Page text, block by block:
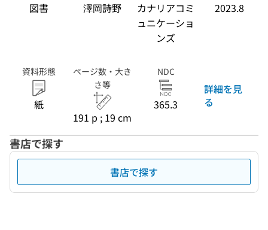
図書 澤岡詩野
カナリアコミ
ュニケーショ
ンズ
2023.8
資料形態
紙
ページ数・大き
さ等
191 p ; 19 cm
NDC
365.3
詳細を見
る
書店で探す
書店で探す